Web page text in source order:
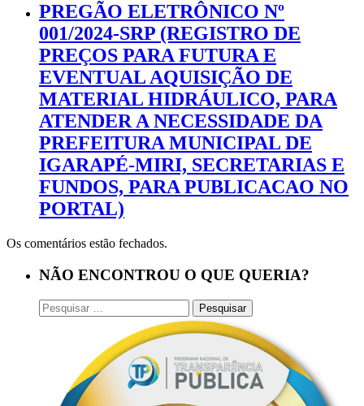
PREGÃO ELETRÔNICO Nº
001/2024-SRP (REGISTRO DE
PREÇOS PARA FUTURA E
EVENTUAL AQUISIÇÃO DE
MATERIAL HIDRÁULICO, PARA
ATENDER A NECESSIDADE DA
PREFEITURA MUNICIPAL DE
IGARAPÉ-MIRI, SECRETARIAS E
FUNDOS, PARA PUBLICACAO NO
PORTAL)
Os comentários estão fechados.
NÃO ENCONTROU O QUE QUERIA?
Pesquisar
por: